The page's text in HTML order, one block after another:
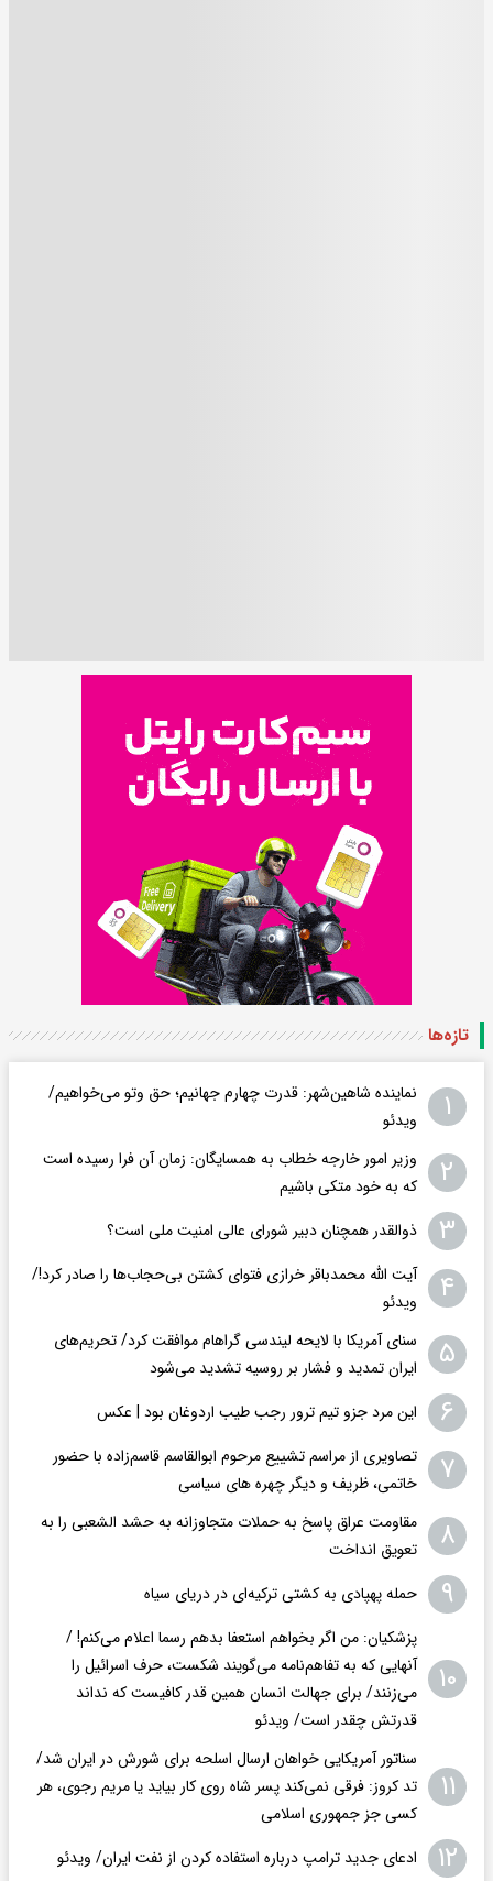
تازه‌ها
۱
نماینده شاهین‌شهر: قدرت چهارم جهانیم؛ حق وتو می‌خواهیم/
ویدئو
۲
وزیر امور خارجه خطاب به همسایگان: زمان آن فرا رسیده است
که به خود متکی باشیم
۳ ذوالقدر همچنان دبیر شورای ‌عالی امنیت ملی است؟
۴
آیت الله محمدباقر خرازی فتوای کشتن بی‌حجاب‌ها را صادر کرد!/
ویدئو
۵
سنای آمریکا با لایحه لیندسی گراهام موافقت کرد/ تحریم‌های
ایران تمدید و فشار بر روسیه تشدید می‌شود
۶ این مرد جزو تیم ترور رجب طیب اردوغان بود | عکس
۷
تصاویری از مراسم تشییع مرحوم ابوالقاسم قاسم‌زاده با حضور
خاتمی، ظریف و دیگر چهره های سیاسی
۸
مقاومت عراق پاسخ به حملات متجاوزانه به حشد الشعبی را به
تعویق انداخت
۹ حمله پهپادی به کشتی ترکیه‌ای در دریای سیاه
۱۰
پزشکیان: من اگر بخواهم استعفا بدهم رسما اعلام می‌کنم! /
آنهایی که به تفاهم‌نامه می‌گویند شکست، حرف اسرائیل را
می‌زنند/ برای جهالت انسان همین قدر کافیست که نداند
قدرتش چقدر است/ ویدئو
۱۱
سناتور آمریکایی خواهان ارسال اسلحه برای شورش در ایران شد/
تد کروز: فرقی نمی‌کند پسر شاه روی کار بیاید یا مریم رجوی، هر
کسی جز جمهوری اسلامی
۱۲ ادعای جدید ترامپ درباره استفاده کردن از نفت ایران/ ویدئو